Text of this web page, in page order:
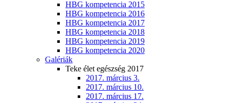
HBG kompetencia 2015
HBG kompetencia 2016
HBG kompetencia 2017
HBG kompetencia 2018
HBG kompetencia 2019
HBG kompetencia 2020
Galériák
Teke élet egészség 2017
2017. március 3.
2017. március 10.
2017. március 17.